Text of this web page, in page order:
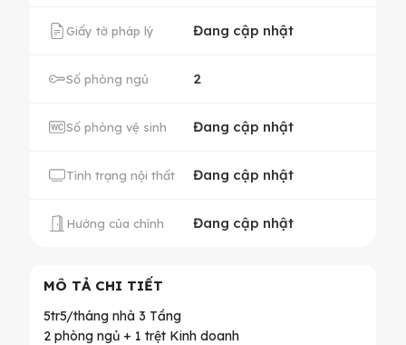
Giấy tờ pháp lý Đang cập nhật
Số phòng ngủ 2
Số phòng vệ sinh Đang cập nhật
Tình trạng nội thất Đang cập nhật
Hướng của chính Đang cập nhật
MÔ TẢ CHI TIẾT
5tr5/tháng nhà 3 Tầng
2 phòng ngủ + 1 trệt Kinh doanh